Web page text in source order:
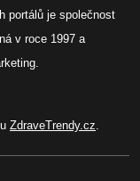
portálů je společnost
v roce 1997 a
ZdraveTrendy.cz.